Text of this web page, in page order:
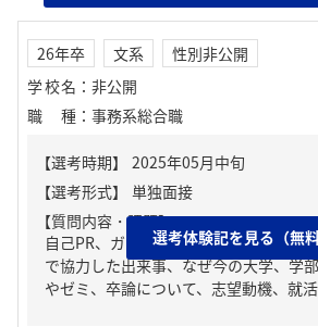
26年卒 文系
性別非公開
学校名 ： 非公開
職種 ： 事務系総合職
【質問内容・課題】
自己PR、ガクチカ（学生時代に力を入
で協力した出来事、なぜ今の大学、学
やゼミ、卒論について、志望動機、就
選考体験記を見る（無料